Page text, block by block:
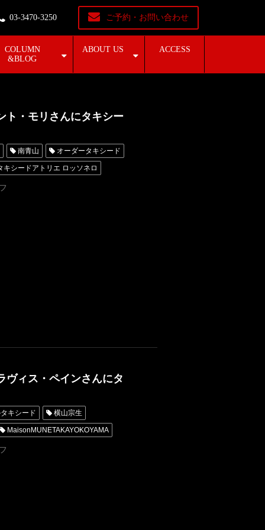
03-3470-3250 ご予約・お問い合わせ
COLUMN
&BLOG
ABOUT US ACCESS
ト・モリさんにタキシー
南青山 オーダータキシード
キシードアトリエ ロッソネロ
ソン
ヴィス・ペインさんにタ
キシード 横山宗生
MaisonMUNETAKAYOKOYAMA